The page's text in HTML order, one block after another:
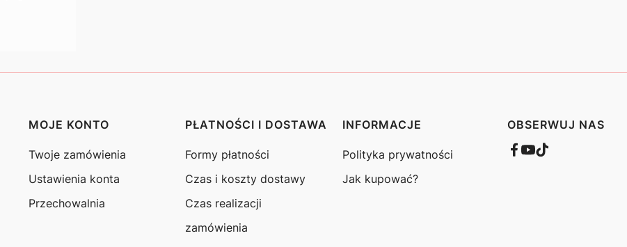
MOJE KONTO
Twoje zamówienia
Ustawienia konta
Przechowalnia
PŁATNOŚCI I DOSTAWA
Formy płatności
Czas i koszty dostawy
Czas realizacji
zamówienia
INFORMACJE
Polityka prywatności
Jak kupować?
OBSERWUJ NAS